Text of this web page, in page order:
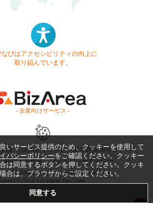
なびはアクセシビリティの向上に
取り組んでいます。
- 企業向けサービス -
せ はじめてガイド
よくある質問
商標・著作権 プライバシーポリシー
2026 Vivid Navigation, Inc. All Rights Reserved.
Server US (75) @ Los Angeles Data Center
いサービス提供のため、クッキーを使用して
バシーポリシーをご確認ください。クッキー
は同意するボタンを押してください。クッキ
合は、ブラウザからご設定ください。